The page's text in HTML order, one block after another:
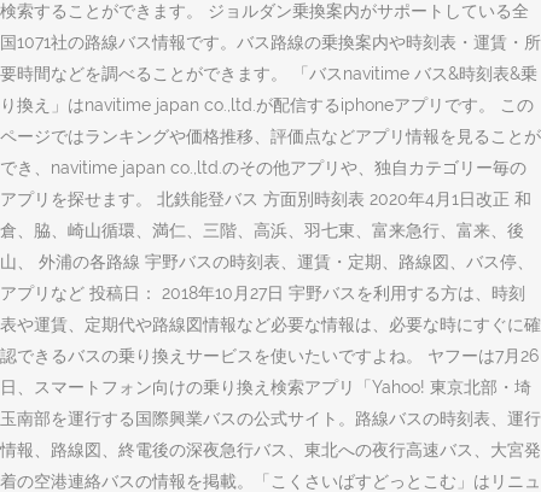
検索することができます。 ジョルダン乗換案内がサポートしている全
国1071社の路線バス情報です。バス路線の乗換案内や時刻表・運賃・所
要時間などを調べることができます。 「バスnavitime バス&時刻表&乗
り換え」はnavitime japan co.,ltd.が配信するiphoneアプリです。 この
ページではランキングや価格推移、評価点などアプリ情報を見ることが
でき、navitime japan co.,ltd.のその他アプリや、独自カテゴリー毎の
アプリを探せます。 北鉄能登バス 方面別時刻表 2020年4月1日改正 和
倉、脇、崎山循環、満仁、三階、高浜、羽七東、富来急行、富来、後
山、 外浦の各路線 宇野バスの時刻表、運賃・定期、路線図、バス停、
アプリなど 投稿日： 2018年10月27日 宇野バスを利用する方は、時刻
表や運賃、定期代や路線図情報など必要な情報は、必要な時にすぐに確
認できるバスの乗り換えサービスを使いたいですよね。 ヤフーは7月26
日、スマートフォン向けの乗り換え検索アプリ「Yahoo! 東京北部・埼
玉南部を運行する国際興業バスの公式サイト。路線バスの時刻表、運行
情報、路線図、終電後の深夜急行バス、東北への夜行高速バス、大宮発
着の空港連絡バスの情報を掲載。「こくさいばすどっとこむ」はリニュ